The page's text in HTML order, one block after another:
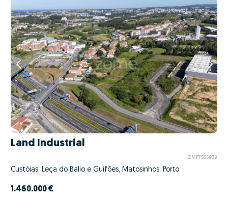
Land Industrial
ZMPT565939
Custóias, Leça do Balio e Guifões, Matosinhos, Porto
1.460.000 €